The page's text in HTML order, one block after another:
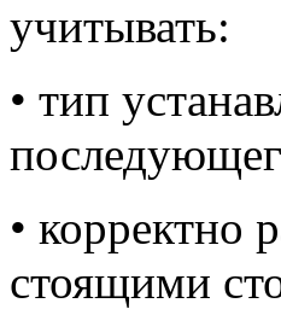
учитывать:
• тип
• корректно
стоящими